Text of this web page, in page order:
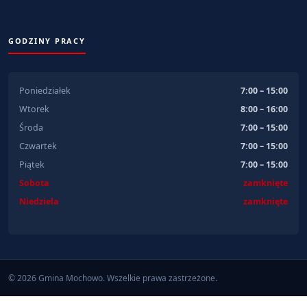
GODZINY PRACY
Poniedziałek
7:00 – 15:00
Wtorek
8:00 – 16:00
Środa
7:00 – 15:00
Czwartek
7:00 – 15:00
Piątek
7:00 – 15:00
Sobota
zamknięte
Niedziela
zamknięte
© 2026 Gmina Mochowo. Wszelkie prawa zastrzeżone.